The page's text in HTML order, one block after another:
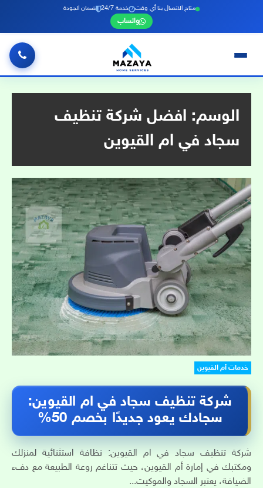
متاح الاتصال بنا أي وقت خدمة 24/7 ضمان الجودة
واتساب
الوسم: افضل شركة تنظيف
سجاد في ام القيوين
خدمات أم القيوين
شركة تنظيف سجاد في ام القيوين:
سجادك يعود جديدًا بخصم 50%
شركة تنظيف سجاد في ام القيوين: نظافة استثنائية لمنزلك
ومكتبك في إمارة أم القيوين، حيث تتناغم روعة الطبيعة مع دفء
الضيافة، يعتبر السجاد والموكيت...